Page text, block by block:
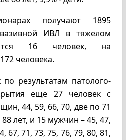
получают 1895
ИВЛ в тяжелом
16 человек, на
человека.
результатам патолого-
еще 27 человек с
44, 59, 66, 70, две по 71
88 лет, и 15 мужчин – 45, 47,
67, 71, 73, 75, 76, 79, 80, 81,